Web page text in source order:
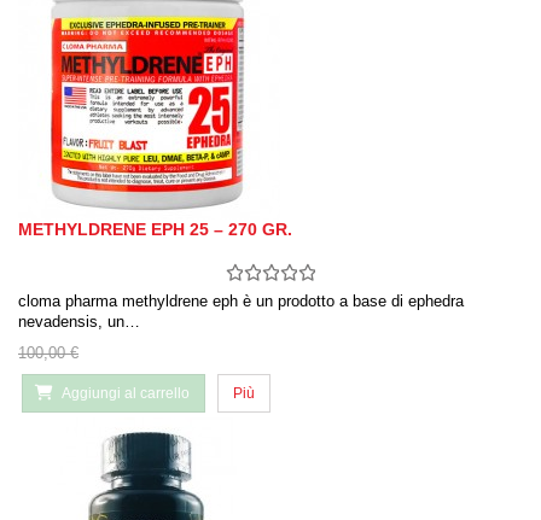
METHYLDRENE EPH 25 – 270 GR.
cloma pharma methyldrene eph è un prodotto a base di ephedra
nevadensis, un…
100,00 €
Aggiungi al carrello Più